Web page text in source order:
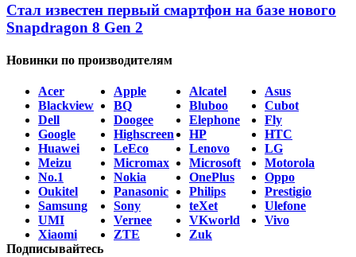
Стал известен первый смартфон на базе нового
Snapdragon 8 Gen 2
Новинки по производителям
Acer Apple Alcatel
Asus
Blackview
BQ Bluboo
Cubot
Dell
Doogee Elephone
Fly
Google
Highscreen HP
HTC
Huawei
LeEco Lenovo
LG
Meizu
Micromax Microsoft
Motorola
No.1
Nokia OnePlus
Oppo
Oukitel
Panasonic Philips
Prestigio
Samsung
Sony teXet
Ulefone
UMI
Vernee VKworld
Vivo
Xiaomi
ZTE
Zuk
Подписывайтесь